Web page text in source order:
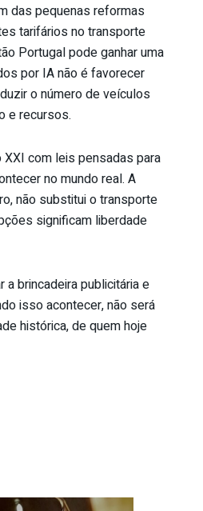
das pequenas reformas
tarifários no transporte
Portugal pode ganhar uma
por IA não é favorecer
o número de veículos
e recursos.
com leis pensadas para
no mundo real. A
não substitui o transporte
significam liberdade
brincadeira publicitária e
isso acontecer, não será
histórica, de quem hoje